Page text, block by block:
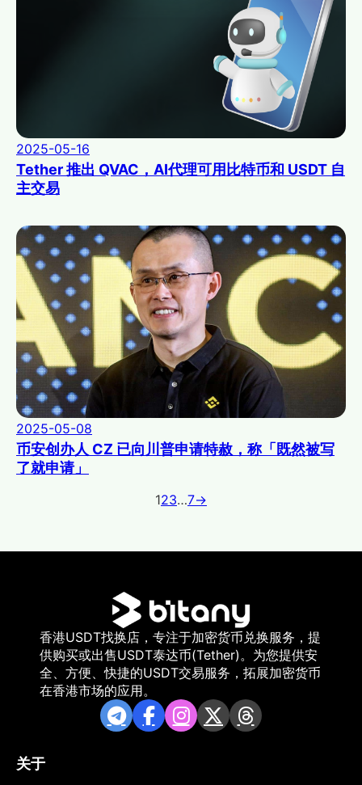
2025-05-16
Tether 推出 QVAC，AI代理可用比特币和 USDT 自
主交易
2025-05-08
币安创办人 CZ 已向川普申请特赦，称「既然被写
了就申请」
123…7→
香港USDT找换店，专注于加密货币兑换服务，提
供购买或出售USDT泰达币(Tether)。为您提供安
全、方便、快捷的USDT交易服务，拓展加密货币
在香港市场的应用。
关于